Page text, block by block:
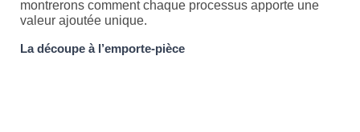
montrerons comment chaque processus apporte une
valeur ajoutée unique.
La découpe à l’emporte-pièce